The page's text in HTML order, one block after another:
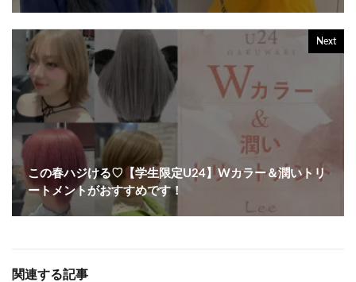
Next
この春ハジける♡【学生限定U24】Wカラー＆潤いトリ
ートメントがおすすめです！
関連する記事